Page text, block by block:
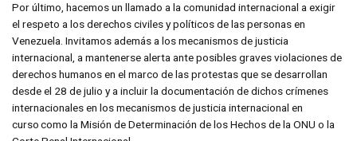
Por último, hacemos un llamado a la comunidad internacional a exigir
el respeto a los derechos civiles y políticos de las personas en
Venezuela. Invitamos además a los mecanismos de justicia
internacional, a mantenerse alerta ante posibles graves violaciones de
derechos humanos en el marco de las protestas que se desarrollan
desde el 28 de julio y a incluir la documentación de dichos crímenes
internacionales en los mecanismos de justicia internacional en
curso como la Misión de Determinación de los Hechos de la ONU o la